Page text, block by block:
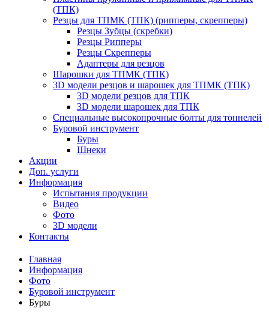
(ТПК)
Резцы для ТПМК (ТПК) (рипперы, скрепперы)
Резцы Зубцы (скребки)
Резцы Рипперы
Резцы Скрепперы
Адаптеры для резцов
Шарошки для ТПМК (ТПК)
3D модели резцов и шарошек для ТПМК (ТПК)
3D модели резцов для ТПК
3D модели шарошек для ТПК
Специальные высокопрочные болты для тоннелей
Буровой инструмент
Буры
Шнеки
Акции
Доп. услуги
Информация
Испытания продукции
Видео
Фото
3D модели
Контакты
Главная
Информация
Фото
Буровой инструмент
Буры